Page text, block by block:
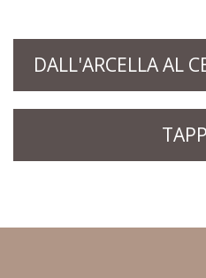
DALL'ARCELLA AL